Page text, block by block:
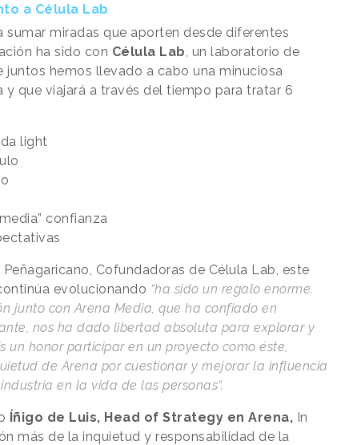
a Célula Lab
sumar miradas que aporten desde diferentes
ha sido con Célula Lab , un laboratorio de
hemos llevado a cabo una minuciosa
y que viajará a través del tiempo para tratar 6
light
confianza
Cofundadoras de Célula Lab, este
evolucionando “ha sido un regalo enorme.
junto con Arena Media, que ha confiado en
nos ha dado libertad absoluta para explorar y
un honor participar en un proyecto como éste,
de Arena por cuestionar y mejorar la influencia
en la vida de las personas“.
Íñigo de Luis, Head of Strategy en Arena, In
más de la inquietud y responsabilidad de la